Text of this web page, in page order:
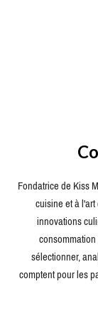
Fondatrice de Kiss
cuisine et à
innovations
sélectionner,
comptent pour les